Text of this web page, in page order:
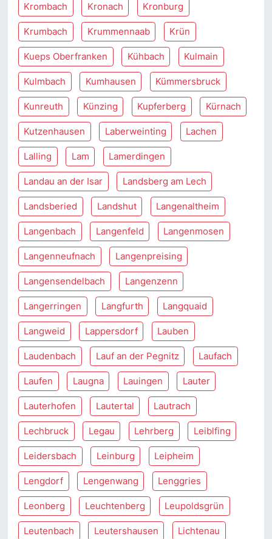
Krombach Kronach Kronburg
Krumbach Krummennaab Krün
Kueps Oberfranken Kühbach Kulmain
Kulmbach Kumhausen Kümmersbruck
Kunreuth Künzing Kupferberg Kürnach
Kutzenhausen Laberweinting Lachen
Lalling Lam Lamerdingen
Landau an der Isar Landsberg am Lech
Landsberied Landshut Langenaltheim
Langenbach Langenfeld Langenmosen
Langenneufnach Langenpreising
Langensendelbach Langenzenn
Langerringen Langfurth Langquaid
Langweid Lappersdorf Lauben
Laudenbach Lauf an der Pegnitz Laufach
Laufen Laugna Lauingen Lauter
Lauterhofen Lautertal Lautrach
Lechbruck Legau Lehrberg Leiblfing
Leidersbach Leinburg Leipheim
Lengdorf Lengenwang Lenggries
Leonberg Leuchtenberg Leupoldsgrün
Leutenbach Leutershausen Lichtenau